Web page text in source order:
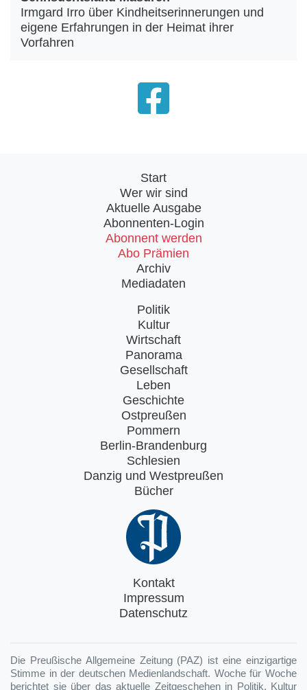
Irmgard Irro über Kindheitserinnerungen und
eigene Erfahrungen in der Heimat ihrer
Vorfahren
Start
Wer wir sind
Aktuelle Ausgabe
Abonnenten-Login
Abonnent werden
Abo Prämien
Archiv
Mediadaten
Politik
Kultur
Wirtschaft
Panorama
Gesellschaft
Leben
Geschichte
Ostpreußen
Pommern
Berlin-Brandenburg
Schlesien
Danzig und Westpreußen
Bücher
Kontakt
Impressum
Datenschutz
Die Preußische Allgemeine Zeitung (PAZ) ist eine einzigartige
Stimme in der deutschen Medienlandschaft. Woche für Woche
berichtet sie über das aktuelle Zeitgeschehen in Politik, Kultur